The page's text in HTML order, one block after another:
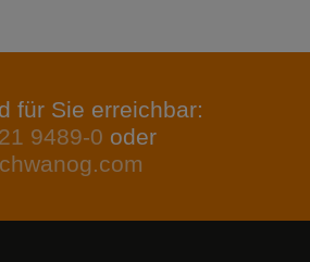
für Sie erreichbar:
9489-0 oder